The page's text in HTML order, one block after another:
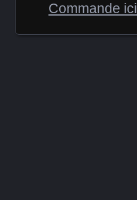
Commande ici